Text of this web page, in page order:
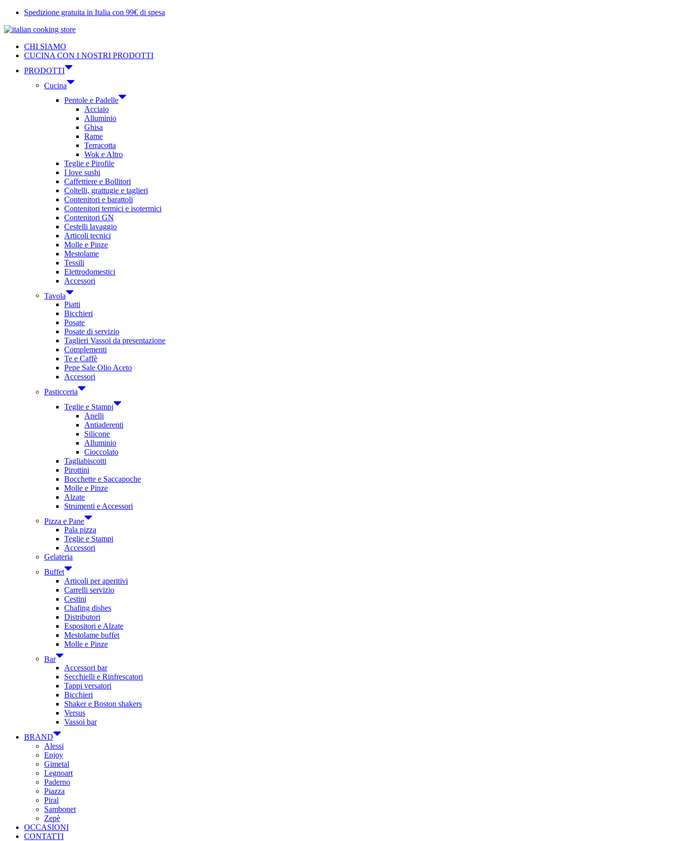
contenuto
Spedizione gratuita in Italia con 99€ di spesa
CHI SIAMO
CUCINA CON I NOSTRI PRODOTTI
PRODOTTI
Cucina
Pentole e Padelle
Acciaio
Alluminio
Ghisa
Rame
Terracotta
Wok e Altro
Teglie e Pirofile
I love sushi
Caffettiere e Bollitori
Coltelli, grattugie e taglieri
Contenitori e barattoli
Contenitori termici e isotermici
Contenitori GN
Cestelli lavaggio
Articoli tecnici
Molle e Pinze
Mestolame
Tessili
Elettrodomestici
Accessori
Tavola
Piatti
Bicchieri
Posate
Posate di servizio
Taglieri Vassoi da presentazione
Complementi
Te e Caffè
Pepe Sale Olio Aceto
Accessori
Pasticceria
Teglie e Stampi
Anelli
Antiaderenti
Silicone
Alluminio
Cioccolato
Tagliabiscotti
Pirottini
Bocchette e Saccapoche
Molle e Pinze
Alzate
Strumenti e Accessori
Pizza e Pane
Pala pizza
Teglie e Stampi
Accessori
Gelateria
Buffet
Articoli per aperitivi
Carrelli servizio
Cestini
Chafing dishes
Distributori
Espositori e Alzate
Mestolame buffet
Molle e Pinze
Bar
Accessori bar
Secchielli e Rinfrescatori
Tappi versatori
Bicchieri
Shaker e Boston shakers
Versus
Vassoi bar
BRAND
Alessi
Enjoy
Gimetal
Legnoart
Paderno
Piazza
Piral
Sambonet
Zepè
OCCASIONI
CONTATTI